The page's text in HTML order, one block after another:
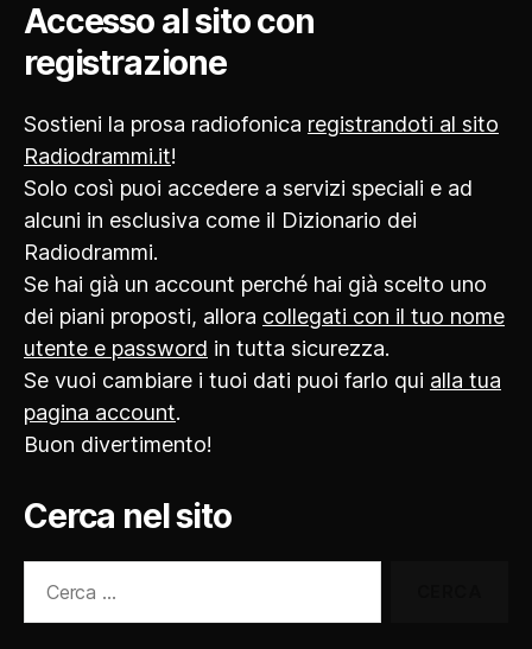
Accesso al sito con
registrazione
Sostieni la prosa radiofonica registrandoti al sito
Radiodrammi.it!
Solo così puoi accedere a servizi speciali e ad
alcuni in esclusiva come il Dizionario dei
Radiodrammi.
Se hai già un account perché hai già scelto uno
dei piani proposti, allora collegati con il tuo nome
utente e password in tutta sicurezza.
Se vuoi cambiare i tuoi dati puoi farlo qui alla tua
pagina account.
Buon divertimento!
Cerca nel sito